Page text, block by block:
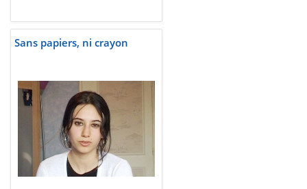
Sans papiers, ni crayon